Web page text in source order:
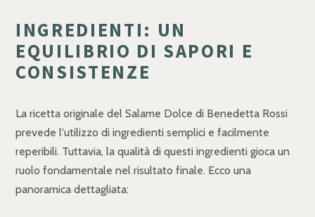
INGREDIENTI: UN
EQUILIBRIO DI SAPORI E
CONSISTENZE
La ricetta originale del Salame Dolce di Benedetta Rossi
prevede l'utilizzo di ingredienti semplici e facilmente
reperibili. Tuttavia, la qualità di questi ingredienti gioca un
ruolo fondamentale nel risultato finale. Ecco una
panoramica dettagliata: